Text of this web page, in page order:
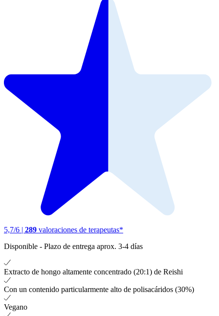
5,7/6 | 289 valoraciones de terapeutas*
Disponible - Plazo de entrega aprox. 3-4 días
Extracto de hongo altamente concentrado (20:1) de Reishi
Con un contenido particularmente alto de polisacáridos (30%)
Vegano